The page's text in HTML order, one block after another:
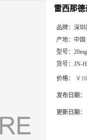
雷西那德
品牌： 深圳
产地： 中国
型号： 20mg
货号： JN-
价格： ￥
发布日期：
更新日期：